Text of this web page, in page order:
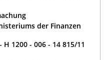
der Finanzen
1200 - 006 - 14 815/11